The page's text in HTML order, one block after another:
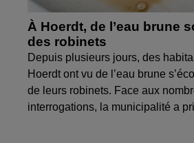
À Hoerdt, de l’eau brune
des robinets
Depuis plusieurs jours, des
Hoerdt ont vu de l’eau brune
de leurs robinets. Face aux
interrogations, la municipalité a